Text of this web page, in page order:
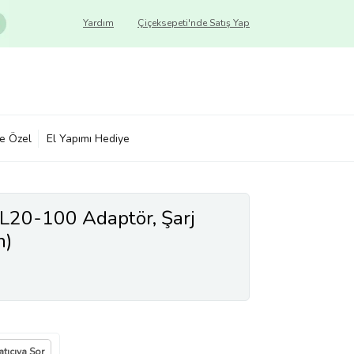
Çiçeksepeti'nde Satış Yap
Yardım
Özel El Yapımı Hediye
100 Adaptör, Şarj